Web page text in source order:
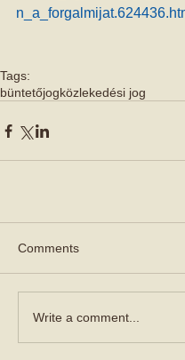
Tags:
büntetőjogközlekedési jog
Comments
Write a comment...